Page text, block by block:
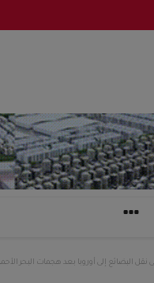
البضائع إلى أوروبا بعد هجمات البحر الأحمر